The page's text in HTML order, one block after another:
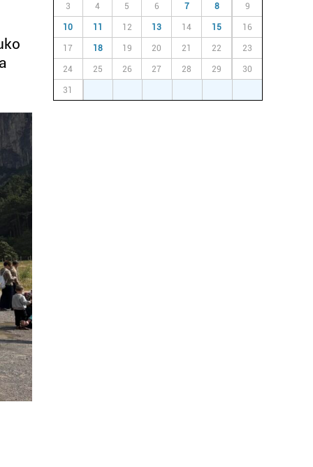
3 4 5 6 7 8 9
10 11 12 13 14 15 16
17 18 19 20 21 22 23
24 25 26 27 28 29 30
31